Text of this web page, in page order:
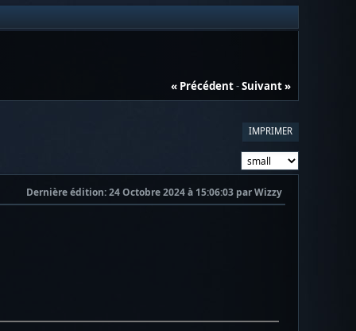
« Précédent-Suivant »
IMPRIMER
Dernière édition: 24 Octobre 2024 à 15:06:03 par Wizzy